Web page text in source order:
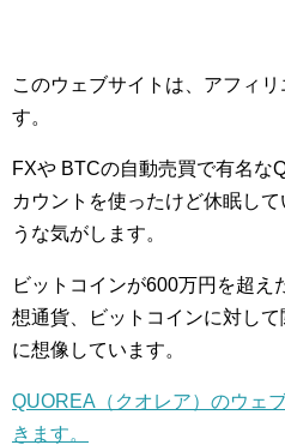
このウェブサイトは、アフィ
す。
FXや BTCの自動売買で有名な
カウントを使ったけど休眠し
うな気がします。
ビットコインが600万円を超え
想通貨、ビットコインに対し
に想像しています。
QUOREA（クオレア）のウェ
きます。